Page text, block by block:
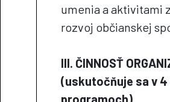
umenia a aktivitami
rozvoj občianskej
III. ČINNOSŤ
(uskutočňuje sa v 4
programoch)